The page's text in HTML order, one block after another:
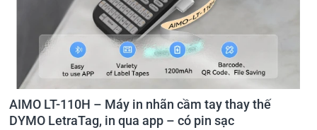
AIMO LT-110H – Máy in nhãn cầm tay thay thế
DYMO LetraTag, in qua app – có pin sạc